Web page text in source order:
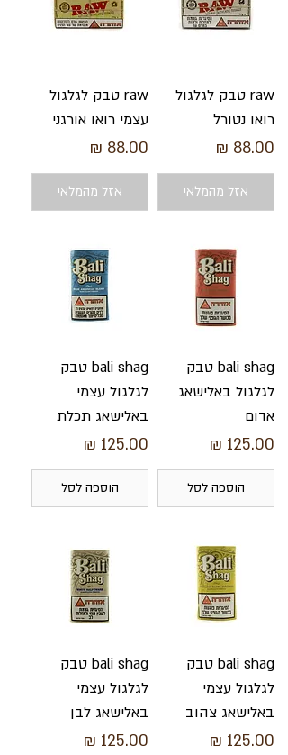
raw טבק לגלגול
רואו נטורל
מחיר
אזל מהמלאי
raw טבק לגלגול
עצמי רואו אורגני
מחיר
אזל מהמלאי
bali shag טבק
לגלגול באלישאג
אדום
מחיר
הוספה לסל
bali shag טבק
לגלגול עצמי
באלישאג תכלת
מחיר
הוספה לסל
bali shag טבק
לגלגול עצמי
באלישאג צהוב
מחיר
bali shag טבק
לגלגול עצמי
באלישאג לבן
מחיר